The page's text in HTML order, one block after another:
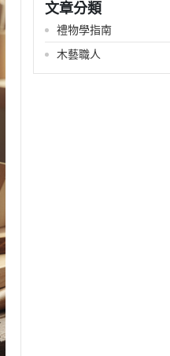
文章分類
禮物學指南
木藝職人